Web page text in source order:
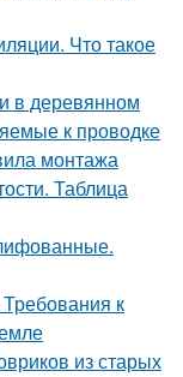
Что такое
в деревянном
к проводке
монтажа
Таблица
к
из старых